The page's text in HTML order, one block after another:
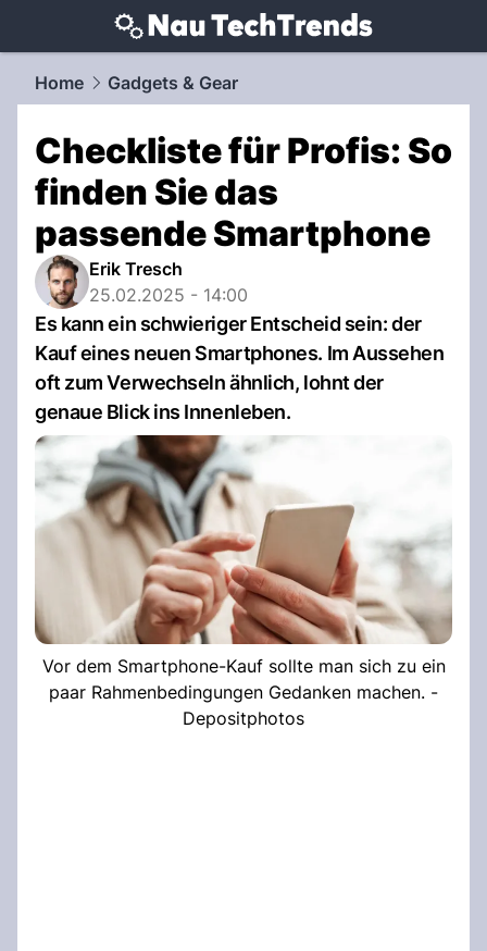
techtrends.NAU.ch
Home Gadgets & Gear
Checkliste für Profis: So
finden Sie das
passende Smartphone
Erik Tresch
25.02.2025 - 14:00
Es kann ein schwieriger Entscheid sein: der
Kauf eines neuen Smartphones. Im Aussehen
oft zum Verwechseln ähnlich, lohnt der
genaue Blick ins Innenleben.
Vor dem Smartphone-Kauf sollte man sich zu ein
paar Rahmenbedingungen Gedanken machen. -
Depositphotos